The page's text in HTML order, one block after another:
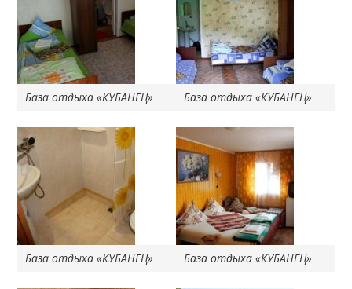
База отдыха «КУБАНЕЦ» База отдыха «КУБАНЕЦ»
База отдыха «КУБАНЕЦ» База отдыха «КУБАНЕЦ»